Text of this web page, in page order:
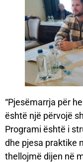
“Pjesëmarrja për
është një përvojë
Programi është i
dhe pjesa praktike
thellojmë dijen në